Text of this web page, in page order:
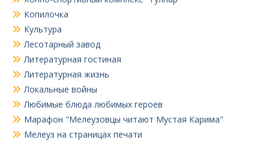
Копилочка
Культура
Лесотарный завод
Литературная гостиная
Литературная жизнь
Локальные войны
Любимые блюда любимых героев
Марафон "Мелеузовцы читают Мустая Карима"
Мелеуз на страницах печати